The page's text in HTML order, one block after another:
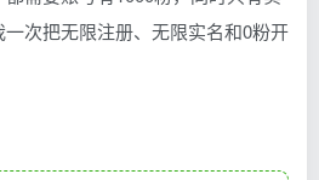
次把无限注册、无限实名和0粉开